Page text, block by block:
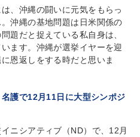
、沖縄の闘いに元気をもらっ
沖縄の基地問題は日米関係の
題だと捉えている私自身は、
ます。沖縄が選挙イヤーを迎
恩返しをする時だと思いま
名護で12月11日に大型シンポジ
ニシアティブ（ND）で、12月